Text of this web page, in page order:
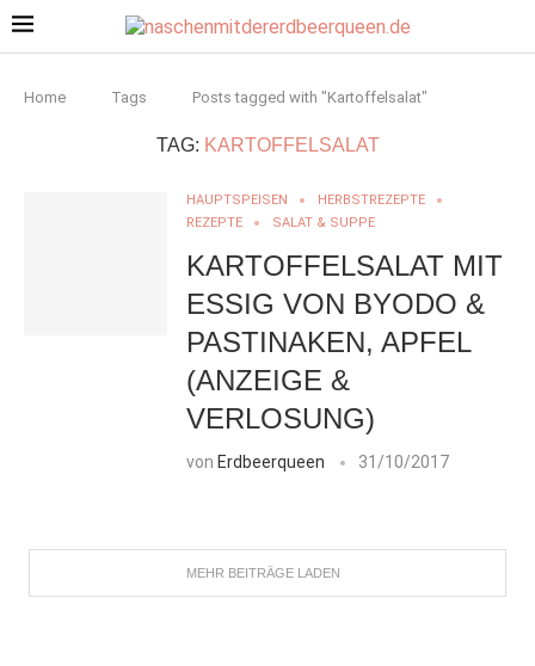
Home Tags Posts tagged with "Kartoffelsalat"
TAG: KARTOFFELSALAT
HAUPTSPEISEN
HERBSTREZEPTE
REZEPTE
SALAT & SUPPE
KARTOFFELSALAT MIT
ESSIG VON BYODO &
PASTINAKEN, APFEL
(ANZEIGE &
VERLOSUNG)
von Erdbeerqueen 31/10/2017
MEHR BEITRÄGE LADEN